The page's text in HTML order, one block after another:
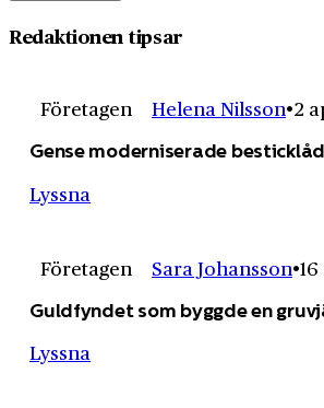
Redaktionen tipsar
Företagen Helena Nilsson 2
Gense moderniserade
Lyssna
Företagen Sara Johansson
Guldfyndet som byggde en
Lyssna